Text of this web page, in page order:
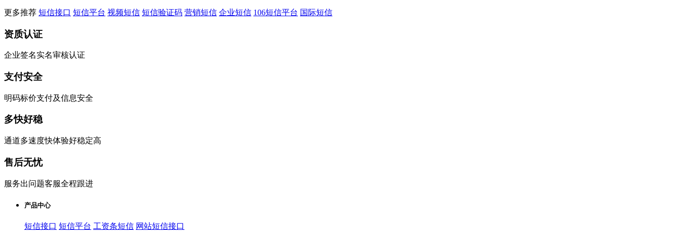
更多推荐 短信接口 短信平台 视频短信 短信验证码 营销短信 企业短信 106短信平台 国际短信
资质认证
企业签名实名审核认证
支付安全
明码标价支付及信息安全
多快好稳
通道多速度快体验好稳定高
售后无忧
服务出问题客服全程跟进
产品中心
短信接口 短信平台 工资条短信 网站短信接口